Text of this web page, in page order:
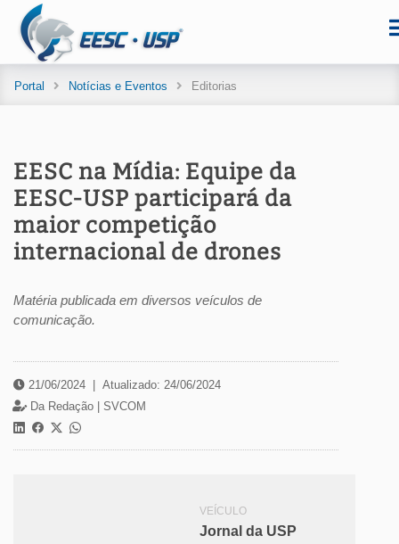
Portal Notícias e Eventos Editorias
EESC na Mídia: Equipe da
EESC-USP participará da
maior competição
internacional de drones
Matéria publicada em diversos veículos de
comunicação.
21/06/2024
Atualizado: 24/06/2024
Da Redação | SVCOM
VEÍCULO
Jornal da USP